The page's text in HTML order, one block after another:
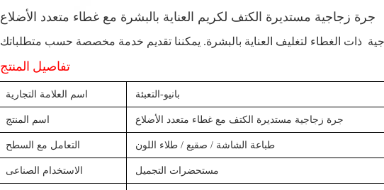
جرة زجاجية مستديرة الكتف لكريم العناية بالبشرة مع غطاء متعدد الأضلاع
تفاصيل المنتج
اسم العلامة التجارية بانيو-التعبئة
اسم المنتج جرة زجاجية مستديرة الكتف مع غطاء متعدد الأضلاع
التعامل مع السطح طباعة الشاشة / صقيع / طلاء اللون
الاستخدام الصناعى مستحضرات التجميل